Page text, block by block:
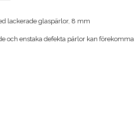
lackerade glaspärlor, 8 mm
och enstaka defekta pärlor kan förekomma